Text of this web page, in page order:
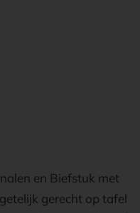
en Biefstuk met
gerecht op tafel